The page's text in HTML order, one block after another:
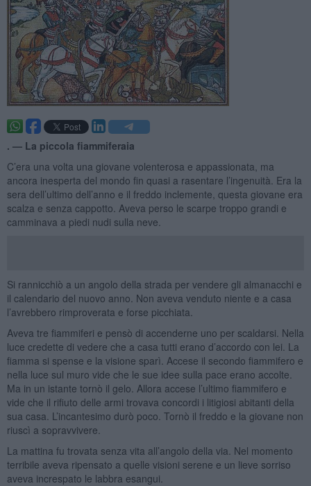
. — La piccola fiammiferaia
C’era una volta una giovane volenterosa e appassionata, ma
ancora inesperta del mondo fin quasi a rasentare l’ingenuità. Era la
sera dell’ultimo dell’anno e il freddo inclemente, questa giovane era
scalza e senza cappotto. Aveva perso le scarpe troppo grandi e
camminava a piedi nudi sulla neve.
Si rannicchiò a un angolo della strada per vendere gli almanacchi e
il calendario del nuovo anno. Non aveva venduto niente e a casa
l’avrebbero rimproverata e forse picchiata.
Aveva tre fiammiferi e pensò di accenderne uno per scaldarsi. Nella
luce credette di vedere che a casa tutti erano d’accordo con lei. La
fiamma si spense e la visione sparì. Accese il secondo fiammifero e
nella luce sul muro vide che le sue idee sulla pace erano accolte.
Ma in un istante tornò il gelo. Allora accese l’ultimo fiammifero e
vide che il rifiuto delle armi trovava concordi i litigiosi abitanti della
sua casa. L’incantesimo durò poco. Tornò il freddo e la giovane non
riuscì a sopravvivere.
La mattina fu trovata senza vita all’angolo della via. Nel momento
terribile aveva ripensato a quelle visioni serene e un lieve sorriso
aveva increspato le labbra esangui.